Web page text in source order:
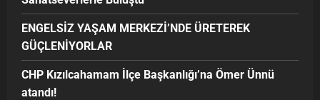
ENGELSİZ YAŞAM MERKEZİ’NDE ÜRETEREK
GÜÇLENİYORLAR
CHP Kızılcahamam İlçe Başkanlığı’na Ömer Ünnü
atandı!